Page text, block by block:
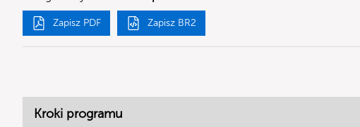
Zapisz PDF Zapisz BR2
Kroki programu